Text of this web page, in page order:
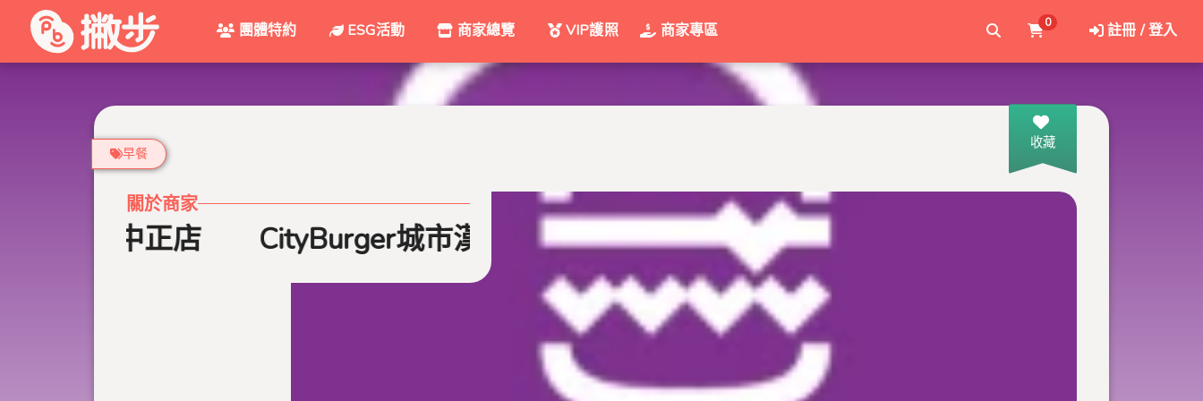
團體特約 ESG活動 商家總覽 VIP護照 商家專區 0 註冊 / 登入
收藏
早餐
關於商家
卓蘭中正店 CityBurger城市漢堡卓蘭中正店